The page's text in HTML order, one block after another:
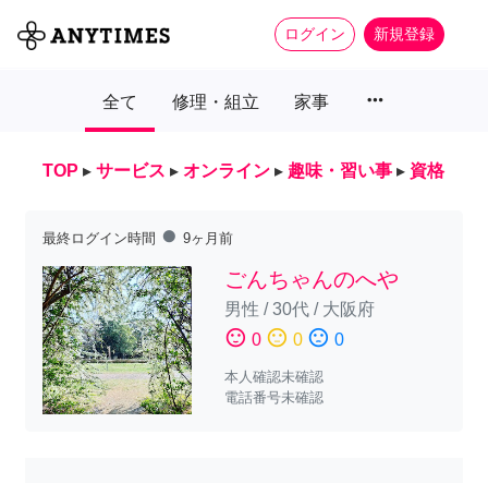
ログイン 新規登録
全て 修理・組立 家事 more_horiz
TOP ▸ サービス ▸ オンライン ▸ 趣味・習い事 ▸ 資格
最終ログイン時間 fiber_manual_record 9ヶ月前
ごんちゃんのへや
男性 /30代/ 大阪府
sentiment_satisfied 0 sentiment_neutral 0 sentiment_dissatisfied 0
本人確認未確認
電話番号未確認